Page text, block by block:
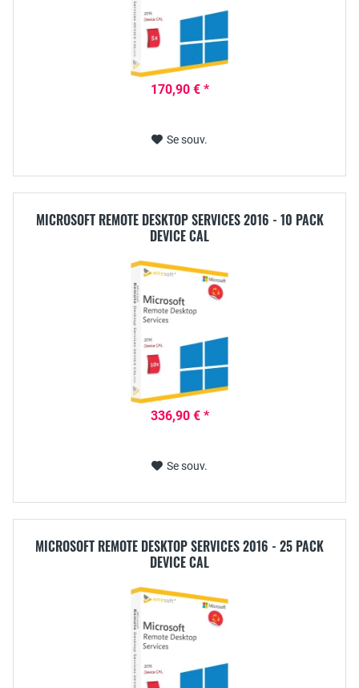
170,90 € *
Se souv.
MICROSOFT REMOTE DESKTOP SERVICES 2016 - 10 PACK
DEVICE CAL
336,90 € *
Se souv.
MICROSOFT REMOTE DESKTOP SERVICES 2016 - 25 PACK
DEVICE CAL